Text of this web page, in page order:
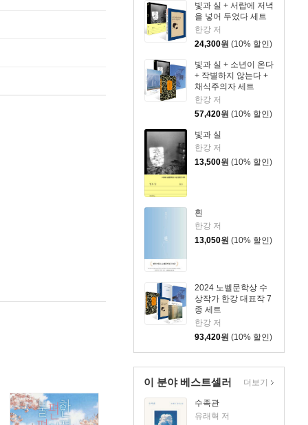
빛과 실 + 서랍에 저녁
을 넣어 두었다 세트
한강 저
24,300원 (10% 할인)
빛과 실 + 소년이 온다
+ 작별하지 않는다 +
채식주의자 세트
한강 저
57,420원 (10% 할인)
빛과 실
한강 저
13,500원 (10% 할인)
흰
한강 저
13,050원 (10% 할인)
2024 노벨문학상 수
상작가 한강 대표작 7
종 세트
한강 저
93,420원 (10% 할인)
이 분야 베스트셀러
수족관
유래혁 저
더보기